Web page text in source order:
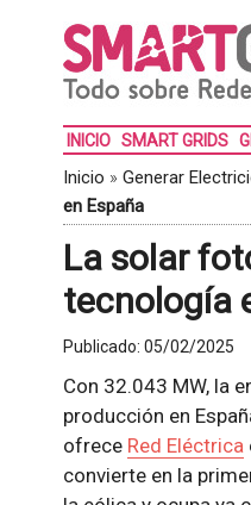
INICIO SMART GRIDS
Inicio » Generar
en España
La solar
tecnología
Publicado: 05/02/2025
Con 32.043 MW, la
producción en
ofrece Red Eléctrica
convierte en la